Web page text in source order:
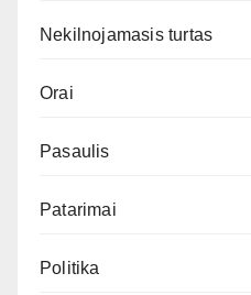
Nekilnojamasis turtas
Orai
Pasaulis
Patarimai
Politika